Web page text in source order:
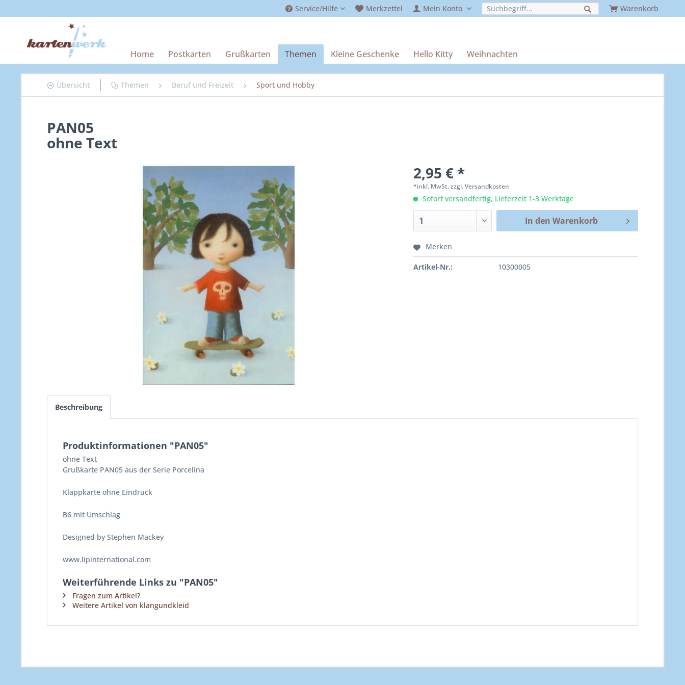
Service/Hilfe Merkzettel Mein Konto Warenkorb
Home Postkarten Grußkarten Themen Kleine Geschenke Hello Kitty Weihnachten
Übersicht Themen Beruf und Freizeit Sport und Hobby
PAN05
ohne Text
2,95 € *
*inkl. MwSt.zzgl. Versandkosten
Sofort versandfertig, Lieferzeit 1-3 Werktage
In den Warenkorb
Merken
Artikel-Nr.: 10300005
Beschreibung
Produktinformationen "PAN05"
ohne Text
Grußkarte PAN05 aus der Serie Porcelina
Klappkarte ohne Eindruck
B6 mit Umschlag
Designed by Stephen Mackey
www.lipinternational.com
Weiterführende Links zu "PAN05"
Fragen zum Artikel?
Weitere Artikel von klangundkleid